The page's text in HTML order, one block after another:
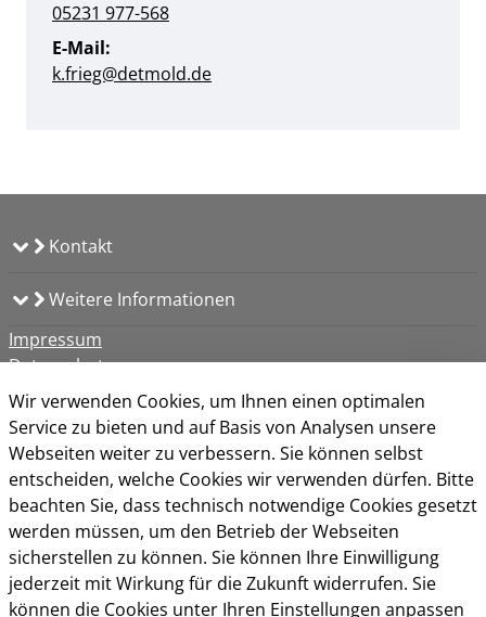
05231 977-568
E-Mail:
k.frieg@detmold.de
Kontakt
Weitere Informationen
Impressum
Datenschutz
Kontakt
Barrierefreiheit
Nutzungsbedingungen
Cookie-Richtlinie
Wir verwenden Cookies, um Ihnen einen optimalen
Service zu bieten und auf Basis von Analysen unsere
Webseiten weiter zu verbessern. Sie können selbst
entscheiden, welche Cookies wir verwenden dürfen. Bitte
beachten Sie, dass technisch notwendige Cookies gesetzt
werden müssen, um den Betrieb der Webseiten
sicherstellen zu können. Sie können Ihre Einwilligung
jederzeit mit Wirkung für die Zukunft widerrufen. Sie
können die Cookies unter Ihren Einstellungen anpassen